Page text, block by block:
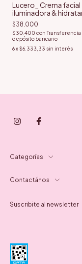
Lucero_ Crema facial
iluminadora &
$38.000
$30.400 con Transferencia
depósito bancario
6x $6.333,33 sin interés
Categorías
Contactános
Suscribite al newsletter